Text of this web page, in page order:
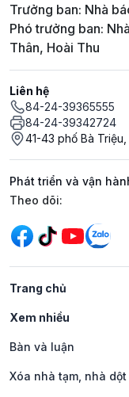
Trưởng ban: Nhà
Phó trưởng ban:
Thân, Hoài Thu
Liên hệ
84-24-39365555
84-24-39342724
41-43 phố Bà
Phát triển và vận
Mạng xã hội
Theo dõi:
Trang chủ
Xem nhiều
Bàn và luận
Xóa nhà tạm, nhà